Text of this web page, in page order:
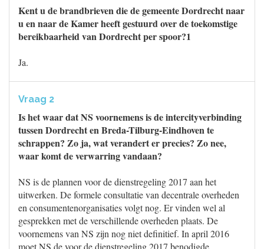
Kent u de brandbrieven die de gemeente Dordrecht naar
u en naar de Kamer heeft gestuurd over de toekomstige
bereikbaarheid van Dordrecht per spoor?1
Ja.
Vraag 2
Is het waar dat NS voornemens is de intercityverbinding
tussen Dordrecht en Breda-Tilburg-Eindhoven te
schrappen? Zo ja, wat verandert er precies? Zo nee,
waar komt de verwarring vandaan?
NS is de plannen voor de dienstregeling 2017 aan het
uitwerken. De formele consultatie van decentrale overheden
en consumentenorganisaties volgt nog. Er vinden wel al
gesprekken met de verschillende overheden plaats. De
voornemens van NS zijn nog niet definitief. In april 2016
moet NS de voor de dienstregeling 2017 benodigde